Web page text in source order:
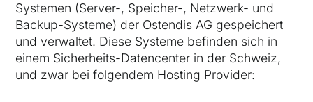
Systemen (Server-, Speicher-, Netzwerk- und
Backup-Systeme) der Ostendis AG gespeichert
und verwaltet. Diese Systeme befinden sich in
einem Sicherheits-Datencenter in der Schweiz,
und zwar bei folgendem Hosting Provider: